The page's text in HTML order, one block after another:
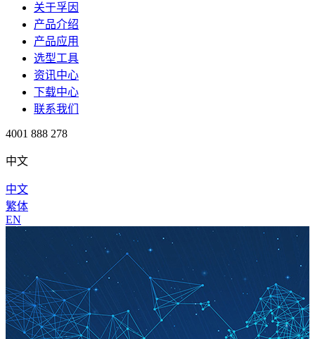
关于孚因
产品介绍
产品应用
选型工具
资讯中心
下载中心
联系我们
4001 888 278
中文
中文
繁体
EN